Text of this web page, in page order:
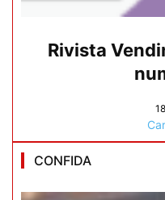
Rivista
CONFIDA